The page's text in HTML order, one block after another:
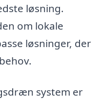
løsning.
om lokale
løsninger, der
system er